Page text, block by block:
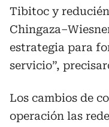
Tibitoc y
estrategia para
servicio”,
Los cambios de
operación las